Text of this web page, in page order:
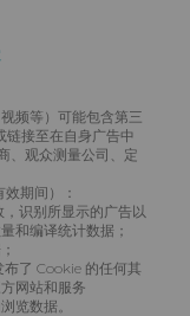
频等）可能包含第三
链接至在自身广告中
、观众测量公司、定
期间）：
识别所显示的广告以
和编译统计数据；
了 Cookie 的任何其
网站和服务
览数据。